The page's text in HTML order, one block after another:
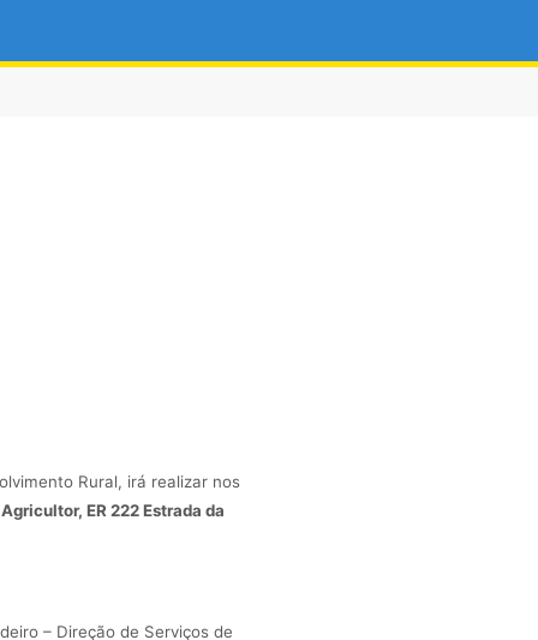
Rural, irá realizar nos
ER 222 Estrada da
– Direção de Serviços de